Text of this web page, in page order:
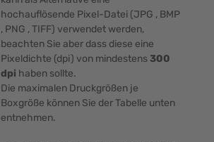
hochauflösende Pixel-Datei (JPG , BMP
, PNG , TIFF) verwendet werden,
beachten Sie aber dass diese eine
Pixeldichte (dpi) von mindestens300
dpi haben sollte.
Die maximalen Druckgrößen je
Boxgröße können Sie der Tabelle unten
entnehmen.